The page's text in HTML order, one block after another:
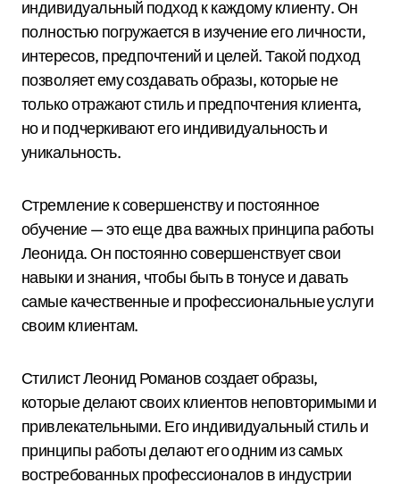
индивидуальный подход к каждому клиенту. Он
полностью погружается в изучение его личности,
интересов, предпочтений и целей. Такой подход
позволяет ему создавать образы, которые не
только отражают стиль и предпочтения клиента,
но и подчеркивают его индивидуальность и
уникальность.
Стремление к совершенству и постоянное
обучение — это еще два важных принципа работы
Леонида. Он постоянно совершенствует свои
навыки и знания, чтобы быть в тонусе и давать
самые качественные и профессиональные услуги
своим клиентам.
Стилист Леонид Романов создает образы,
которые делают своих клиентов неповторимыми и
привлекательными. Его индивидуальный стиль и
принципы работы делают его одним из самых
востребованных профессионалов в индустрии